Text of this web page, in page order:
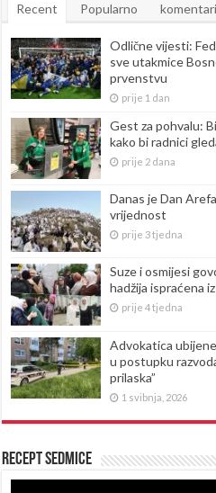
Recent Popularno komentari
Odlične vijesti:
sve utakmice
prvenstvu
prije 1 dan
Gest za pohvalu:
kako bi radnici
prije 2 dana
Danas je Dan
vrijednost
prije 3 tjedna
Suze i osmijesi
hadžija ispraćena
prije 4 tjedna
Advokatica
u postupku
prilaska”
1 svibnja, 2026
Recept sedmice